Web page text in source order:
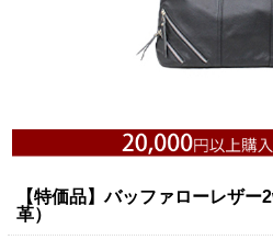
【特価品】バッファローレザ
革）